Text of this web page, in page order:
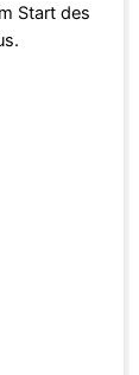
Start des